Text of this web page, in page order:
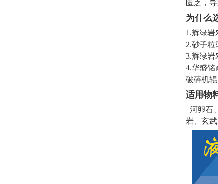
匮乏，
为什么
1.辉绿岩
2.砂子粒
3.辉绿岩
4.华盛铭
破碎机
适用物
河卵石
岩、玄